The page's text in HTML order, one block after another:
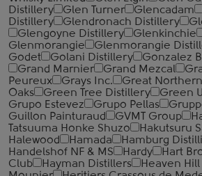
Distillery
Glen Turner Glencadam
Distillery
Glendronach Distillery
Glengoyne Distillery
Glenkinchie
Glenmorangie
Glenmorangie
Godet
Golani Distillery Gonzalez
Grand Marnier
Grand Mezcal
Peureux
Grays Inc. Great
Oaks
Green Tree Distillery Green
Grupo Estevez
Grupo Pellas
Guillon Painturaud
GVMT Group
Tatsuuma Honke Shuzo
Hakutsuru
Halewood
Hamada
Hamburg
Handelshof NF & MS
Hardy Hart
Club
Hayman Distillers Heaven